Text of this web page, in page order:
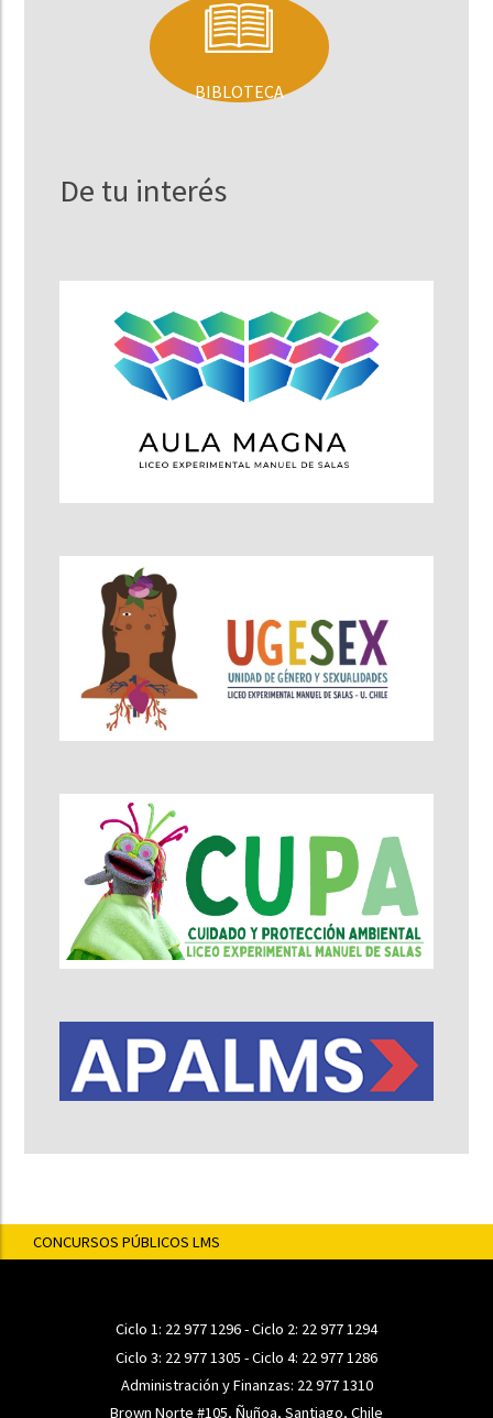
BIBLOTECA
De tu interés
CONCURSOS PÚBLICOS LMS
Ciclo 1: 22 977 1296- Ciclo 2: 22 977 1294
Ciclo 3: 22 977 1305 - Ciclo 4: 22 977 1286
Administración y Finanzas: 22 977 1310
Brown Norte #105, Ñuñoa, Santiago, Chile